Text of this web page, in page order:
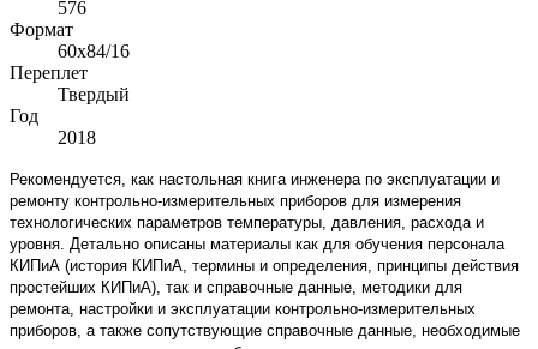
576
Формат
60х84/16
Переплет
Твердый
Год
2018
Рекомендуется, как настольная книга инженера по эксплуатации и
ремонту контрольно-измерительных приборов для измерения
технологических параметров температуры, давления, расхода и
уровня. Детально описаны материалы как для обучения персонала
КИПиА (история КИПиА, термины и определения, принципы действия
простейших КИПиА), так и справочные данные, методики для
ремонта, настройки и эксплуатации контрольно-измерительных
приборов, а также сопутствующие справочные данные, необходимые